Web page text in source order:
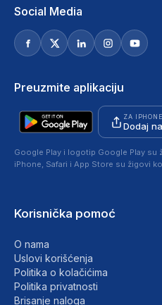
Social Media
Preuzmite aplikaciju
ZA IPHONE
Dodaj
Google Play i logotip Google Play su
iPhone, Safari i App Store su žigovi
Korisnička pomoć
O nama
Uslovi korišćenja
Politika o kolačićima
Politika privatnosti
Brisanje naloga